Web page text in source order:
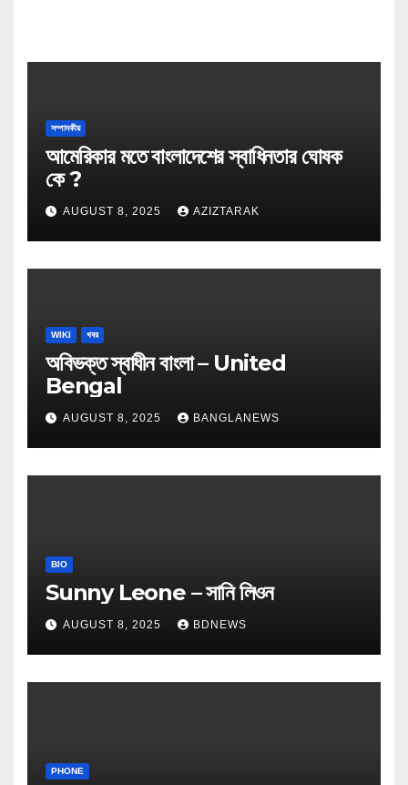
সম্পাদকীয়
আমেরিকার মতে বাংলাদেশের স্বাধিনতার ঘোষক
কে ?
AUGUST 8, 2025 AZIZTARAK
WIKI খবর
অবিভক্ত স্বাধীন বাংলা – United
Bengal
AUGUST 8, 2025 BANGLANEWS
BIO
Sunny Leone – সানি লিওন
AUGUST 8, 2025 BDNEWS
PHONE